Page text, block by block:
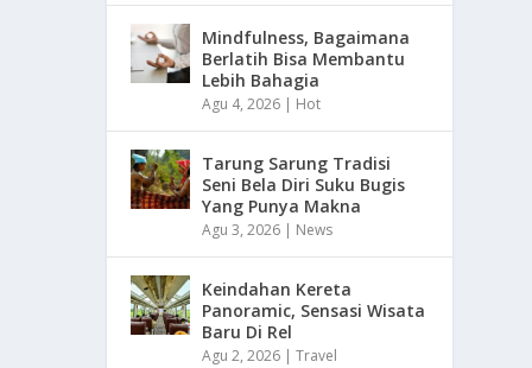
Mindfulness, Bagaimana
Berlatih Bisa Membantu
Lebih Bahagia
Agu 4, 2026 | Hot
Tarung Sarung Tradisi
Seni Bela Diri Suku Bugis
Yang Punya Makna
Agu 3, 2026 | News
Keindahan Kereta
Panoramic, Sensasi Wisata
Baru Di Rel
Agu 2, 2026 |Travel